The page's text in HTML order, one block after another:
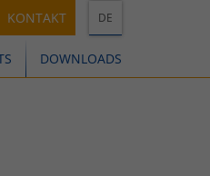
KONTAKT DE
DOWNLOADS